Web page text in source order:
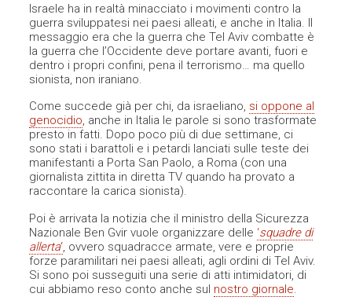
Israele ha in realtà minacciato i movimenti contro la
guerra sviluppatesi nei paesi alleati, e anche in Italia. Il
messaggio era che la guerra che Tel Aviv combatte è
la guerra che l’Occidente deve portare avanti, fuori e
dentro i propri confini, pena il terrorismo… ma quello
sionista, non iraniano.
Come succede già per chi, da israeliano, si oppone al
genocidio, anche in Italia le parole si sono trasformate
presto in fatti. Dopo poco più di due settimane, ci
sono stati i barattoli e i petardi lanciati sulle teste dei
manifestanti a Porta San Paolo, a Roma (con una
giornalista zittita in diretta TV quando ha provato a
raccontare la carica sionista).
Poi è arrivata la notizia che il ministro della Sicurezza
Nazionale Ben Gvir vuole organizzare delle ‘squadre di
allerta‘ , ovvero squadracce armate, vere e proprie
forze paramilitari nei paesi alleati, agli ordini di Tel Aviv.
Si sono poi susseguiti una serie di atti intimidatori, di
cui abbiamo reso conto anche sul nostro giornale